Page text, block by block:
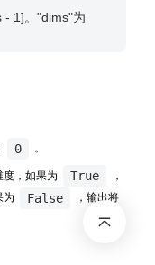
- 1]。"dims"为
0 。
，如果为 True
，
为
False
，输出将